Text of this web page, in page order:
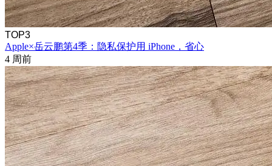
TOP3
Apple×岳云鹏第4季：隐私保护用 iPhone，省心
4 周前